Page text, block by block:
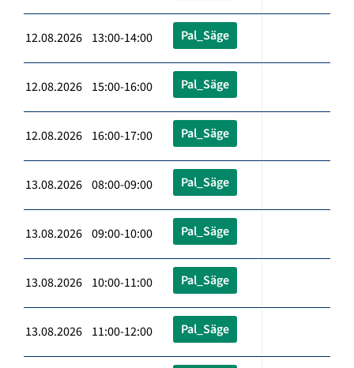
12.08.2026 13:00-14:00 Pal_Säge
12.08.2026 15:00-16:00 Pal_Säge
12.08.2026 16:00-17:00 Pal_Säge
13.08.2026 08:00-09:00 Pal_Säge
13.08.2026 09:00-10:00 Pal_Säge
13.08.2026 10:00-11:00 Pal_Säge
13.08.2026 11:00-12:00 Pal_Säge